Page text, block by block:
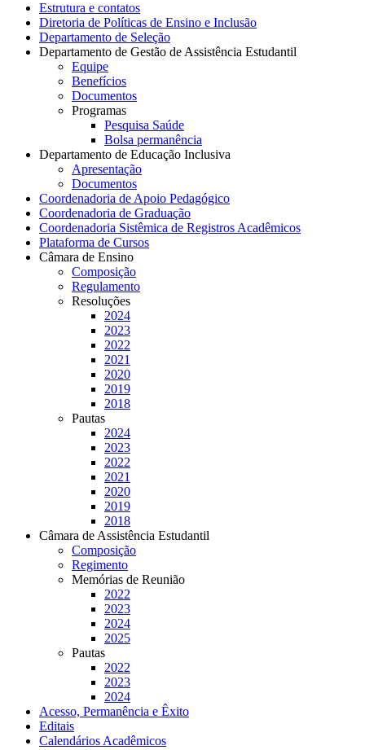
Estrutura e contatos
Diretoria de Políticas de Ensino e Inclusão
Departamento de Seleção
Departamento de Gestão de Assistência Estudantil
Equipe
Benefícios
Documentos
Programas
Pesquisa Saúde
Bolsa permanência
Departamento de Educação Inclusiva
Apresentação
Documentos
Coordenadoria de Apoio Pedagógico
Coordenadoria de Graduação
Coordenadoria Sistêmica de Registros Acadêmicos
Plataforma de Cursos
Câmara de Ensino
Composição
Regulamento
Resoluções
2024
2023
2022
2021
2020
2019
2018
Pautas
2024
2023
2022
2021
2020
2019
2018
Câmara de Assistência Estudantil
Composição
Regimento
Memórias de Reunião
2022
2023
2024
2025
Pautas
2022
2023
2024
Acesso, Permanência e Êxito
Editais
Calendários Acadêmicos